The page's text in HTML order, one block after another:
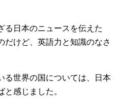
る日本のニュースを伝えた
だけど、英語力と知識のなさ
る世界の国については、日本
と感じました。